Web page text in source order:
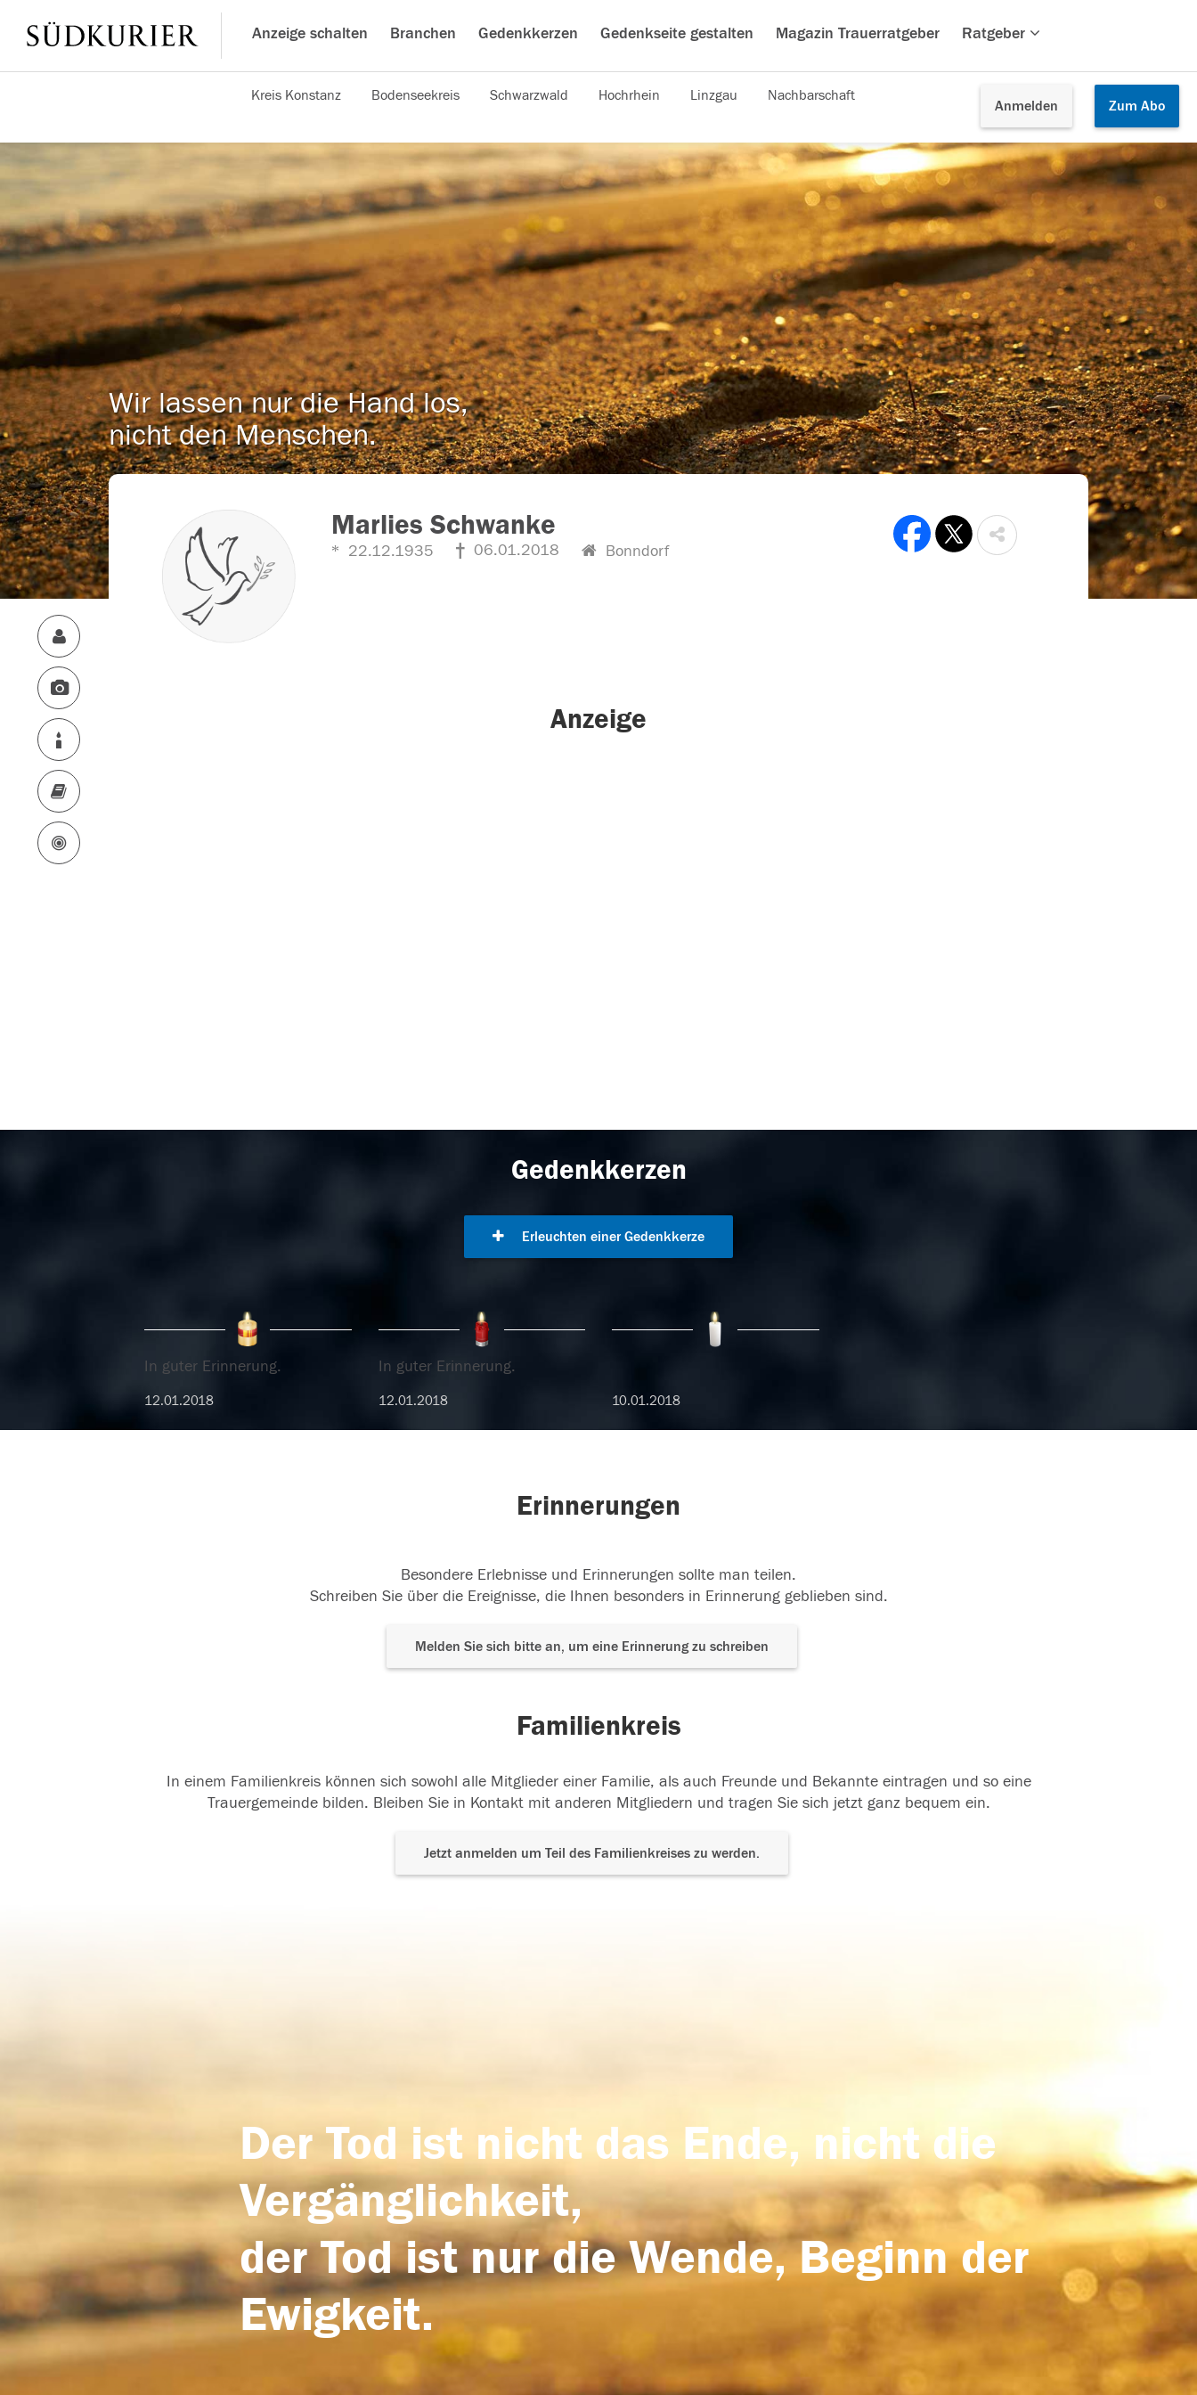
Anzeige schalten Branchen Gedenkkerzen Gedenkseite gestalten Magazin Trauerratgeber Ratgeber
Anmelden Zum Abo
Kreis Konstanz Bodenseekreis Schwarzwald Hochrhein Linzgau Nachbarschaft
Wir lassen nur die Hand los,
nicht den Menschen.
Marlies Schwanke
22.12.1935 06.01.2018 Bonndorf
Anzeige
Gedenkkerzen
Erleuchten einer Gedenkkerze
In guter Erinnerung.
12.01.2018
In guter Erinnerung.
12.01.2018 10.01.2018
Erinnerungen
Besondere Erlebnisse und Erinnerungen sollte man teilen.
Schreiben Sie über die Ereignisse, die Ihnen besonders in Erinnerung geblieben sind.
Melden Sie sich bitte an, um eine Erinnerung zu schreiben
Familienkreis
In einem Familienkreis können sich sowohl alle Mitglieder einer Familie, als auch Freunde und Bekannte eintragen und so eine
Trauergemeinde bilden. Bleiben Sie in Kontakt mit anderen Mitgliedern und tragen Sie sich jetzt ganz bequem ein.
Jetzt anmelden um Teil des Familienkreises zu werden.
Der Tod ist nicht das Ende, nicht die
Vergänglichkeit,
der Tod ist nur die Wende, Beginn der
Ewigkeit.